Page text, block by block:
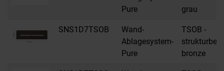
Pure
grau
SNS1D7TSOB
Wand-
Ablagesystem-
Pure
TSOB -
bronze